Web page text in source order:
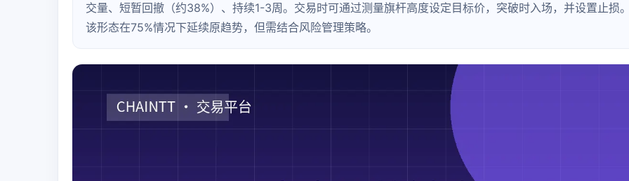
交量、短暂回撤（约38%）、持续1-3周。交易时可通过测量旗杆高度设定目标价，突破时入场，并设置止损。
该形态在75%情况下延续原趋势，但需结合风险管理策略。